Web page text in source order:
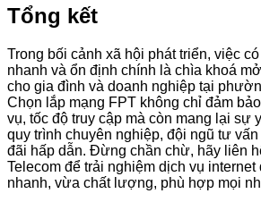
Tổng kết
Trong bối cảnh xã hội phát triển, việc
nhanh và ổn định chính là chìa khoá
cho gia đình và doanh nghiệp tại
Chọn lắp mạng FPT không chỉ đảm
vụ, tốc độ truy cập mà còn mang lại sự
quy trình chuyên nghiệp, đội ngũ tư
đãi hấp dẫn. Đừng chần chừ, hãy liên
Telecom để trải nghiệm dịch vụ
nhanh, vừa chất lượng, phù hợp mọi